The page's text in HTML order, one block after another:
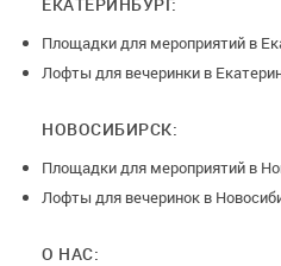
Площадки для мероприятий в
Лофты для вечеринки в
НОВОСИБИРСК:
Площадки для мероприятий в
Лофты для вечеринок в
О НАС: